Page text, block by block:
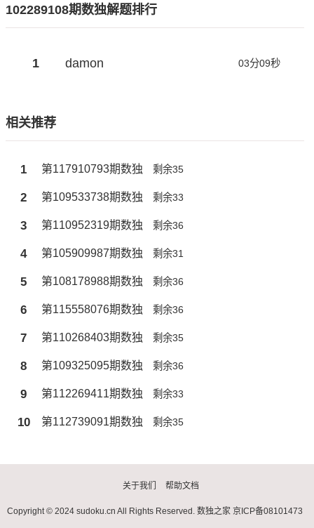
102289108期数独解题排行
1 damon 03分09秒
相关推荐
1 第117910793期数独 剩余35
2 第109533738期数独 剩余33
3 第110952319期数独 剩余36
4 第105909987期数独 剩余31
5 第108178988期数独 剩余36
6 第115558076期数独 剩余36
7 第110268403期数独 剩余35
8 第109325095期数独 剩余36
9 第112269411期数独 剩余33
10 第112739091期数独 剩余35
关于我们 帮助文档
Copyright © 2024 sudoku.cn All Rights Reserved. 数独之家 京ICP备08101473